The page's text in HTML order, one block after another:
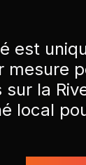
est
la
local